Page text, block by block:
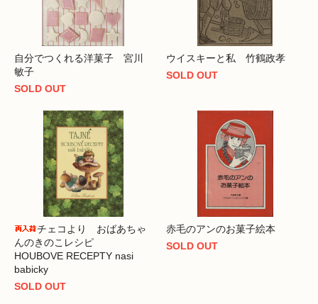
自分でつくれる洋菓子 宮川
敏子
SOLD OUT
ウイスキーと私 竹鶴政孝
SOLD OUT
チェコより おばあちゃ
んのきのこレシピ
HOUBOVE RECEPTY nasi
babicky
SOLD OUT
赤毛のアンのお菓子絵本
SOLD OUT